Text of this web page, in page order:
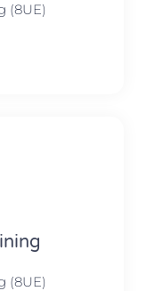
(8UE)
(8UE)